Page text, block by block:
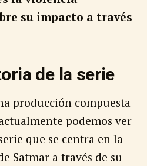
su impacto a través
de la serie
producción compuesta
podemos ver
que se centra en la
Satmar a través de su